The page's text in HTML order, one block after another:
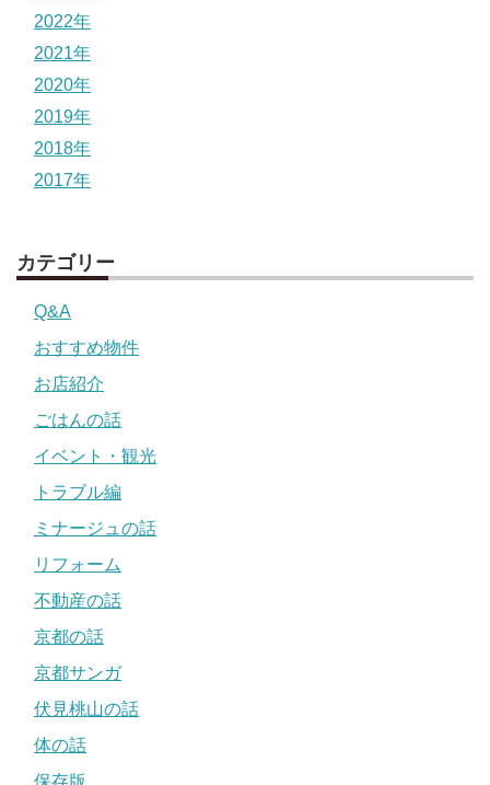
2022年
2021年
2020年
2019年
2018年
2017年
カテゴリー
Q&A
おすすめ物件
お店紹介
ごはんの話
イベント・観光
トラブル編
ミナージュの話
リフォーム
不動産の話
京都の話
京都サンガ
伏見桃山の話
体の話
保存版